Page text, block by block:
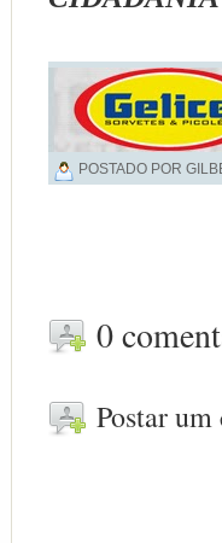
POSTADO POR
0
Postar